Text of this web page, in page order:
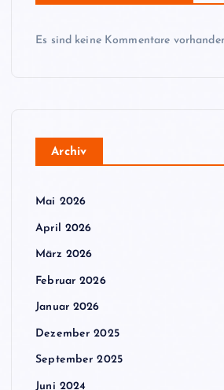
Es sind keine Kommentare
Archiv
Mai 2026
April 2026
März 2026
Februar 2026
Januar 2026
Dezember 2025
September 2025
Juni 2024